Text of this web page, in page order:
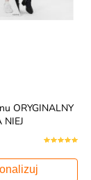
ORYGINALNY
NIEJ